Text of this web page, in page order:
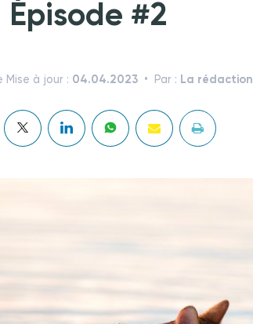
Épisode #2
Mise à jour : 04.04.2023 Par : La rédaction